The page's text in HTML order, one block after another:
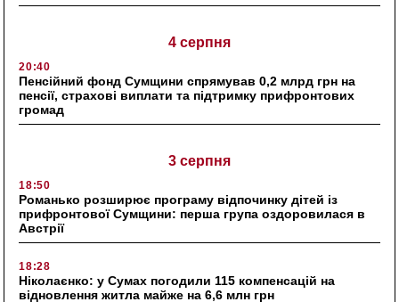
4 серпня
20:40
Пенсійний фонд Сумщини спрямував 0,2 млрд грн на
пенсії, страхові виплати та підтримку прифронтових
громад
3 серпня
18:50
Романько розширює програму відпочинку дітей із
прифронтової Сумщини: перша група оздоровилася в
Австрії
18:28
Ніколаєнко: у Сумах погодили 115 компенсацій на
відновлення житла майже на 6,6 млн грн